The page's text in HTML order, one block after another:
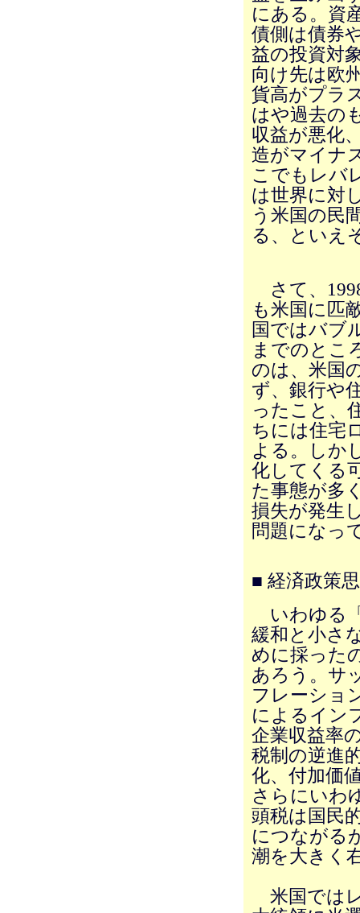
にある。資
債側は債券
益の投資対
向け先は欧
貨高がプラ
はや過去の
収益が悪化
造がマイナ
こでもレバ
は世界に対
う米国の民
る、といえ
さて、
も米国に匹
国ではバブ
までのとこ
のは、米国
ず、銀行や
ったこと、
ちには住宅
よる。しか
化してくる
た事態が多
損失が発生
問題になっ
■ 経済政策
いわゆる
緩和と小さ
めに採った
あろう。サ
フレーショ
によるイン
企業収益率
税制の逆進
化、付加価
さらにいわ
頭税は国民
につながる
潮を大きく
米国では